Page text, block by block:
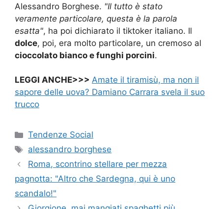
Alessandro Borghese. "Il tutto è stato
veramente particolare, questa è la parola
esatta", ha poi dichiarato il tiktoker italiano. Il
dolce, poi, era molto particolare, un cremoso al
cioccolato bianco e funghi porcini.
LEGGI ANCHE>>> Amate il tiramisù, ma non il
sapore delle uova? Damiano Carrara svela il suo
trucco
Categorie
Tendenze Social
Tag
alessandro borghese
Roma, scontrino stellare per mezza
pagnotta: "Altro che Sardegna, qui è uno
scandalo!"